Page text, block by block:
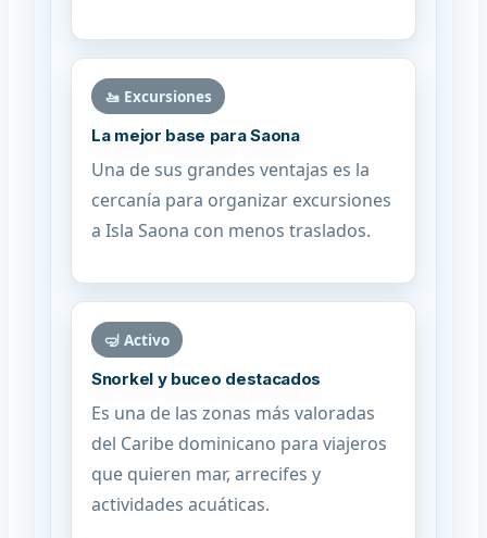
🚤 Excursiones
La mejor base para Saona
Una de sus grandes ventajas es la
cercanía para organizar excursiones
a Isla Saona con menos traslados.
🤿 Activo
Snorkel y buceo destacados
Es una de las zonas más valoradas
del Caribe dominicano para viajeros
que quieren mar, arrecifes y
actividades acuáticas.